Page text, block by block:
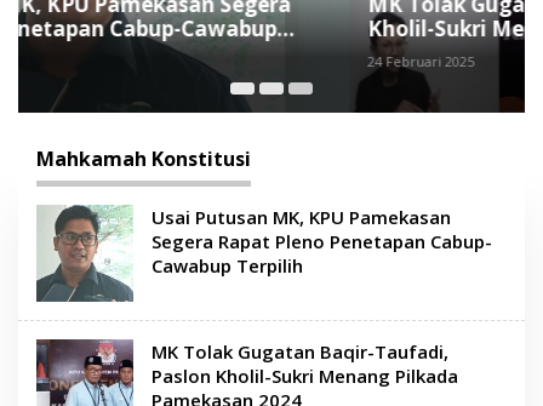
Kholil-Sukri Menang Pilkada Pamekasan
Mahkamah Konstitusi
Usai Putusan MK, KPU Pamekasan
Segera Rapat Pleno Penetapan Cabup-
Cawabup Terpilih
MK Tolak Gugatan Baqir-Taufadi,
Paslon Kholil-Sukri Menang Pilkada
Pamekasan 2024